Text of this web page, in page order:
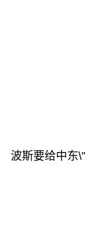
波斯要给中东